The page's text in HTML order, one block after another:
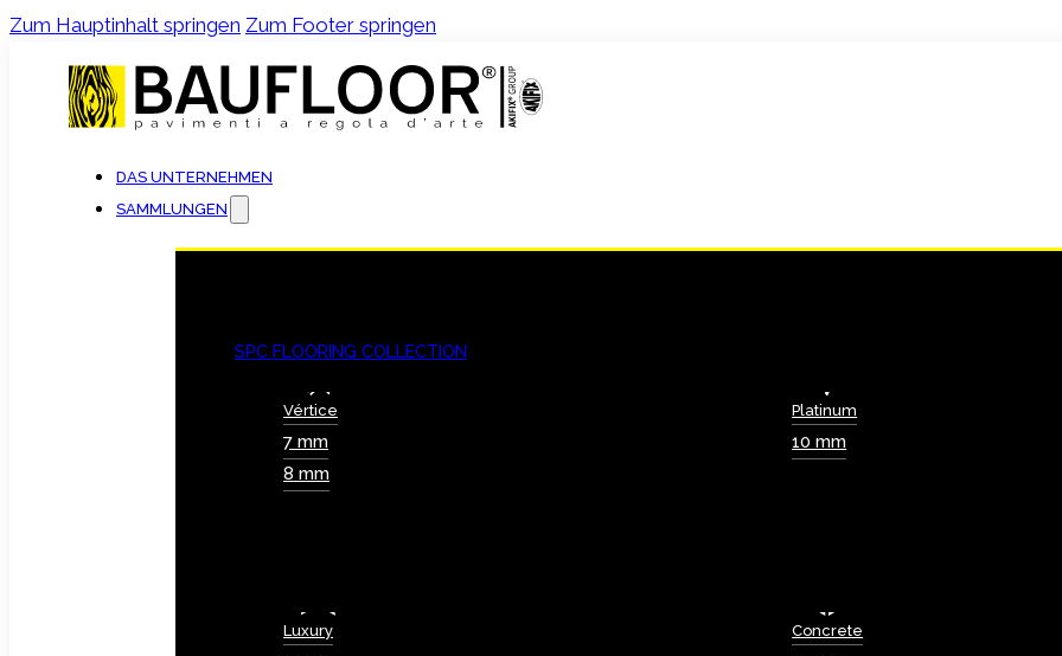
Zum Hauptinhalt springen Zum Footer springen
DAS UNTERNEHMEN
SAMMLUNGEN
SPC FLOORING COLLECTION
Vértice
7 mm
8 mm
Luxury
Platinum
10 mm
Concrete